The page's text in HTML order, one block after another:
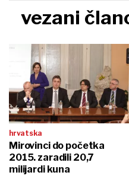
vezani
hrvatska
Mirovinci do početka
2015. zaradili 20,7
milijardi kuna